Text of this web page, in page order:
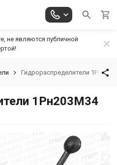
не являются публичной
Гидрораспределители
1Рн203М34